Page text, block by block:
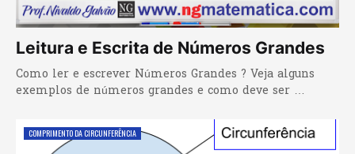
Leitura e Escrita de Números Grandes
Como ler e escrever Números Grandes ? Veja alguns
exemplos de números grandes e como deve ser …
COMPRIMENTO DA CIRCUNFERÊNCIA